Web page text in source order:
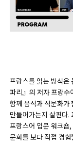
프랑스를 읽는 방식은
파리』의 저자 프랑수
함께 음식과 식문화가
만들어가는지 살핀다
프랑스어 입문 워크숍
문화를 보다 직접 경